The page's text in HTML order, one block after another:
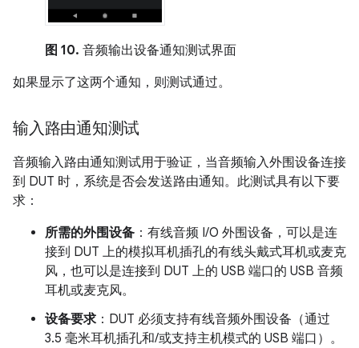
图 10. 音频输出设备通知测试界面
如果显示了这两个通知，则测试通过。
输入路由通知测试
音频输入路由通知测试用于验证，当音频输入外围设备连接
到 DUT 时，系统是否会发送路由通知。此测试具有以下要
求：
所需的外围设备 ：有线音频 I/O 外围设备，可以是连
接到 DUT 上的模拟耳机插孔的有线头戴式耳机或麦克
风，也可以是连接到 DUT 上的 USB 端口的 USB 音频
耳机或麦克风。
设备要求 ：DUT 必须支持有线音频外围设备（通过
3.5 毫米耳机插孔和/或支持主机模式的 USB 端口）。